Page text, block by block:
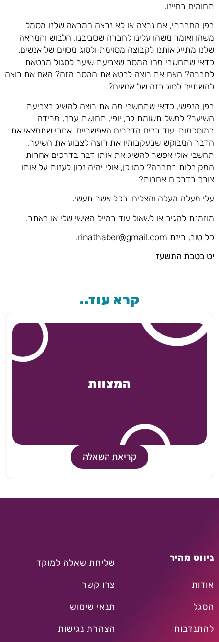
תחומים בחיינו.
בפן החברתי, אם נרצה או לא נרצה המראה שלנו מסמל
משהו ואומר משהו עלינו לחברה שסביבנו. הלבוש והמראה
שלנו מתייג אותנו לקבוצה מסוימת ולסוג מסוים של אנשים.
כדאי שתחשבי מהו המסר שצביעת שיער לסגול מבטאת
לחברה? האם את רוצה לבטא את המסר הזה? האם את רוצה
להשתייך לסוג כזה של אנשים?
בפן הנפשי, כדאי שתחשבי מה את רוצה להשיג בצביעת
השיער? למשל תשומת לב, יופי, תחושת ערך, מרידה
במוסכמות ועוד רבים הדברים האפשריים. אחרי שתמצאי את
הדבר המבוקש שבעקבותיו את רוצה לצבוע את השיער,
תחשבי אולי אפשר להשיג את אותו דבר בדרכים אחרות
המקובלות בחברה? כמו כן, אולי יהיה נכון לענות על אותו
צורך בדרכים אחרות?
עלי מעלה מעלה והצליחי בכל אשר תעשי.
מוזמנת להגיב או לשאול עוד במייל האישי שלי או באתר.
כל טוב, רינת rinathaber@gmail.com.
יט בטבת התשעז
קרא עוד..
המצוות
קריאת השאלה
ניווט מהיר
אודות
הסגל
להתנדבות
שליחת שאלה למוקד
צרו קשר
תנאי שימוש
הצהרת נגישות